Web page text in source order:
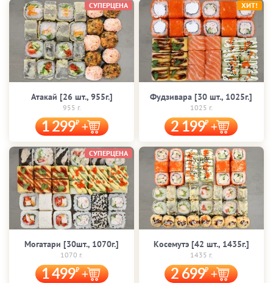
Атакай [26 шт., 955г.]
955 г.
1 299
СУПЕРЦЕНА
Фудзивара [30 шт., 1025г.]
1025 г.
2 199
ХИТ!
Могатари [30шт., 1070г.]
1070 г.
1 499
СУПЕРЦЕНА
Косемутэ [42 шт., 1435г.]
1435 г.
2 699